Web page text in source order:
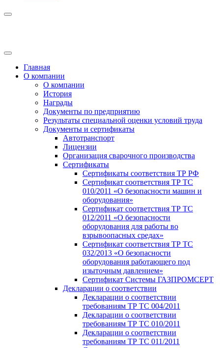
Главная
О компании
О компании
История
Награды
Документы по предприятию
Результаты специальной оценки условий труда
Документы и сертификаты
Автотранспорт
Лицензии
Организация сварочного производства
Cертификаты
Сертификаты соответствия ТР РФ
Сертификат соответствия ТР ТС
010/2011 «О безопасности машин и
оборудования»
Сертификат соответствия ТР ТС
012/2011 «О безопасности
оборудования для работы во
взрывоопасных средах»
Сертификат соответствия ТР ТС
032/2013 «О безопасности
оборудования работающего под
изыточным давлением»
Сертификат Системы ГАЗПРОМСЕРТ
Декларации о соответствии
Декларации о соответствии
требованиям ТР ТС 004/2011
Декларации о соответствии
требованиям ТР ТС 010/2011
Декларации о соответствии
требованиям ТР ТС 011/2011